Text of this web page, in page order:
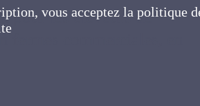
pour les éleveurs de
fermes commerciales,
vous acceptez la politique
site